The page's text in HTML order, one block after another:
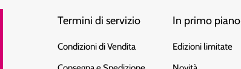
Termini di servizio
Condizioni di Vendita
In primo piano
Edizioni limitate